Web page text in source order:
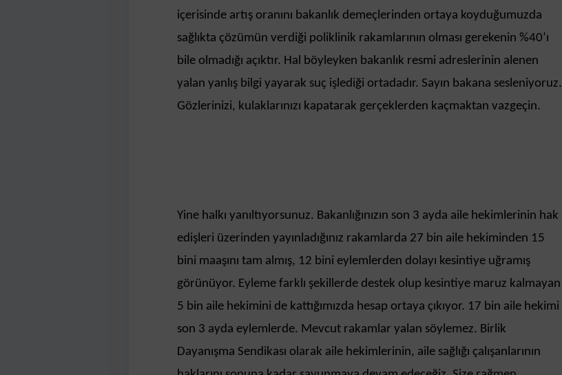
içerisinde artış oranını bakanlık demeçlerinden ortaya koyduğumuzda
sağlıkta çözümün verdiği poliklinik rakamlarının olması gerekenin %40’ı
bile olmadığı açıktır. Hal böyleyken bakanlık resmi adreslerinin alenen
yalan yanlış bilgi yayarak suç işlediği ortadadır. Sayın bakana sesleniyoruz.
Gözlerinizi, kulaklarınızı kapatarak gerçeklerden kaçmaktan vazgeçin.
Yine halkı yanıltıyorsunuz. Bakanlığınızın son 3 ayda aile hekimlerinin hak
edişleri üzerinden yayınladığınız rakamlarda 27 bin aile hekiminden 15
bini maaşını tam almış, 12 bini eylemlerden dolayı kesintiye uğramış
görünüyor. Eyleme farklı şekillerde destek olup kesintiye maruz kalmayan
5 bin aile hekimini de kattığımızda hesap ortaya çıkıyor. 17 bin aile hekimi
son 3 ayda eylemlerde. Mevcut rakamlar yalan söylemez. Birlik
Dayanışma Sendikası olarak aile hekimlerinin, aile sağlığı çalışanlarının